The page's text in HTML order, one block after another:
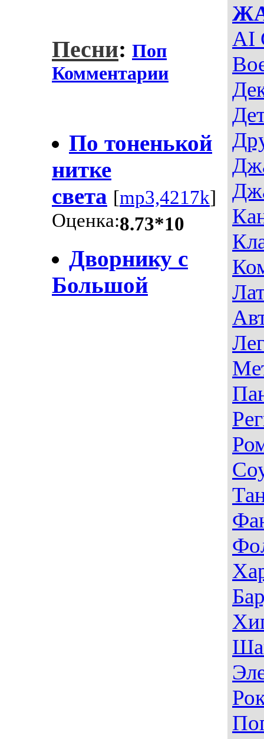
AI
Песни: Поп
Комментарии
По тоненькой
нитке
света [mp3,4217k]
Оценка:8.73*10
Дворнику с
Большой